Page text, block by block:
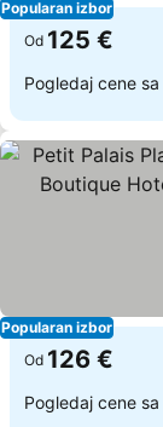
Popularan izbor
Od 125 €
Pogledaj cene sa
Popularan izbor
Od 126 €
Pogledaj cene sa